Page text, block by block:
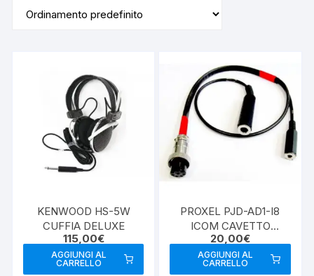
KENWOOD HS-5W
CUFFIA DELUXE
115,00€
AGGIUNGI AL
CARRELLO
PROXEL PJD-AD1-I8
ICOM CAVETTO
ADATTATORE PER PJD-
HL-PRO
20,00€
AGGIUNGI AL
CARRELLO